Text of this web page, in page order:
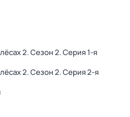
2. Сезон 2. Серия 1-я
2. Сезон 2. Серия 2-я